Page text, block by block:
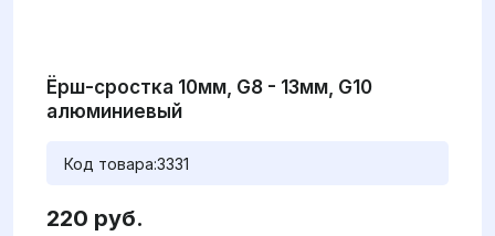
Ёрш-сростка 10мм, G8 - 13мм, G10
алюминиевый
Код товара:3331
220 руб.